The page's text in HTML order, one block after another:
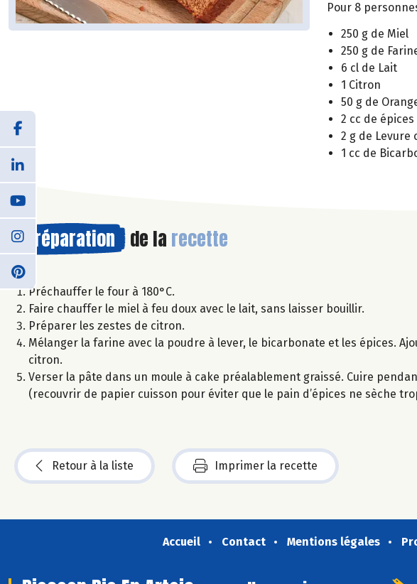
Pour 8
250 g de Miel
250 g de
6 cl de Lait
1 Citron
50 g de
2 cc de
2 g de Levure
1 cc de
Préparation de la recette
Préchauffer le four à 180°C.
Faire chauffer le miel à feu doux avec le lait, sans laisser bouillir.
Préparer les zestes de citron.
Mélanger la farine avec la poudre à lever, le bicarbonate et les épices.
citron.
Verser la pâte dans un moule à cake préalablement graissé. Cuire
(recouvrir de papier cuisson pour éviter que le pain d’épices ne sèche
Retour à la liste Imprimer la recette
Accueil Contact Mentions légales